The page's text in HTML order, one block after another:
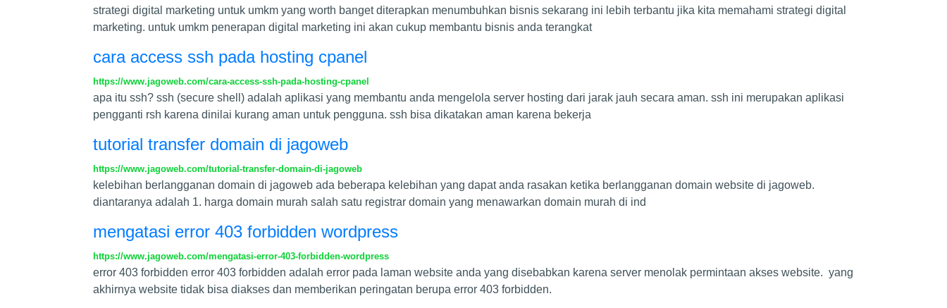
strategi digital marketing untuk umkm yang worth banget diterapkan menumbuhkan bisnis sekarang ini lebih terbantu jika kita memahami strategi digital
marketing. untuk umkm penerapan digital marketing ini akan cukup membantu bisnis anda terangkat
cara access ssh pada hosting cpanel
https://www.jagoweb.com/cara-access-ssh-pada-hosting-cpanel
apa itu ssh? ssh (secure shell) adalah aplikasi yang membantu anda mengelola server hosting dari jarak jauh secara aman. ssh ini merupakan aplikasi
pengganti rsh karena dinilai kurang aman untuk pengguna. ssh bisa dikatakan aman karena bekerja
tutorial transfer domain di jagoweb
https://www.jagoweb.com/tutorial-transfer-domain-di-jagoweb
kelebihan berlangganan domain di jagoweb ada beberapa kelebihan yang dapat anda rasakan ketika berlangganan domain website di jagoweb.
diantaranya adalah 1. harga domain murah salah satu registrar domain yang menawarkan domain murah di ind
mengatasi error 403 forbidden wordpress
https://www.jagoweb.com/mengatasi-error-403-forbidden-wordpress
error 403 forbidden error 403 forbidden adalah error pada laman website anda yang disebabkan karena server menolak permintaan akses website. yang
akhirnya website tidak bisa diakses dan memberikan peringatan berupa error 403 forbidden.